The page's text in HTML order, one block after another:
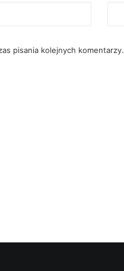
pisania kolejnych komentarzy.